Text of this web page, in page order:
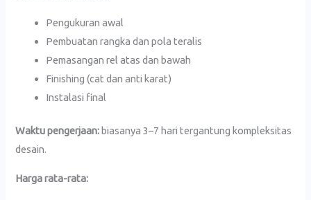
Pengukuran awal
Pembuatan rangka dan pola teralis
Pemasangan rel atas dan bawah
Finishing (cat dan anti karat)
Instalasi final
Waktu pengerjaan: biasanya 3–7 hari tergantung kompleksitas
desain.
Harga rata-rata: